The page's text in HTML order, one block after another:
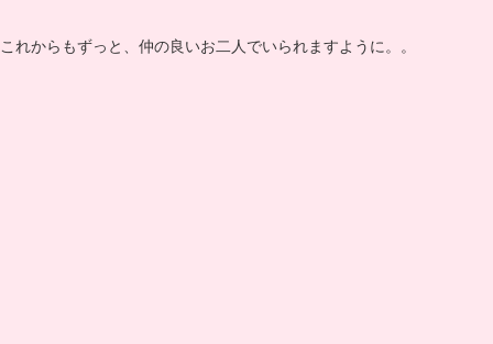
これからもずっと、仲の良いお二人でいられますように。。